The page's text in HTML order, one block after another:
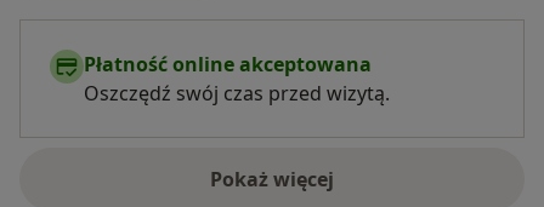
Płatność online akceptowana
Oszczędź swój czas przed wizytą.
Pokaż więcejo doświadczeniu